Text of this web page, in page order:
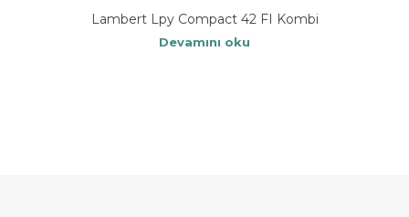
Lambert Lpy Compact 42 FI Kombi
Devamını oku